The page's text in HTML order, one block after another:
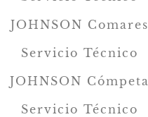
JOHNSON Comares
Servicio Técnico
JOHNSON Cómpeta
Servicio Técnico